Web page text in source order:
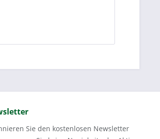
Sie den kostenlosen Newsletter